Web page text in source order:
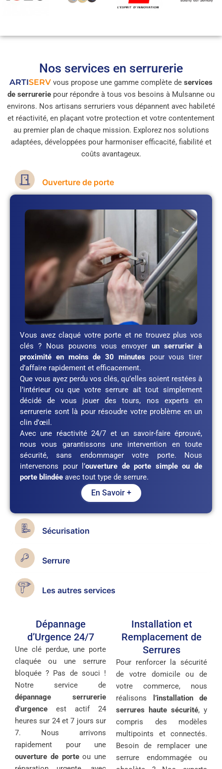
Nos services en serrurerie
ARTISERV vous propose une gamme complète de services
de serrurerie pour répondre à tous vos besoins à Mulsanne ou
environs. Nos artisans serruriers vous dépannent avec habileté
et réactivité, en plaçant votre protection et votre contentement
au premier plan de chaque mission. Explorez nos solutions
adaptées, développées pour harmoniser efficacité, fiabilité et
coûts avantageux.
Ouverture de porte
Vous avez claqué votre porte et ne trouvez plus vos
clés ? Nous pouvons vous envoyer un serrurier à
proximité en moins de 30 minutes pour vous tirer
d’affaire rapidement et efficacement.
Que vous ayez perdu vos clés, qu’elles soient restées à
l’intérieur ou que votre serrure ait tout simplement
décidé de vous jouer des tours, nos experts en
serrurerie sont là pour résoudre votre problème en un
clin d’œil.
Avec une réactivité 24/7 et un savoir-faire éprouvé,
nous vous garantissons une intervention en toute
sécurité, sans endommager votre porte. Nous
intervenons pour l’ouverture de porte simple ou de
porte blindée avec tout type de serrure.
En Savoir +
Sécurisation
Serrure
Les autres services
Dépannage
d’Urgence 24/7
Une clé perdue, une porte
claquée ou une serrure
bloquée ? Pas de souci !
Notre service de
dépannage serrurerie
d’urgence est actif 24
heures sur 24 et 7 jours sur
7. Nous arrivons
rapidement pour une
ouverture de porteou une
Installation et
Remplacement de
Serrures
Pour renforcer la sécurité
de votre domicile ou de
votre commerce, nous
réalisons
l’installation de
serrures haute sécurité, y
compris des modèles
multipoints et connectés.
Besoin de remplacer une
serrure endommagée ou